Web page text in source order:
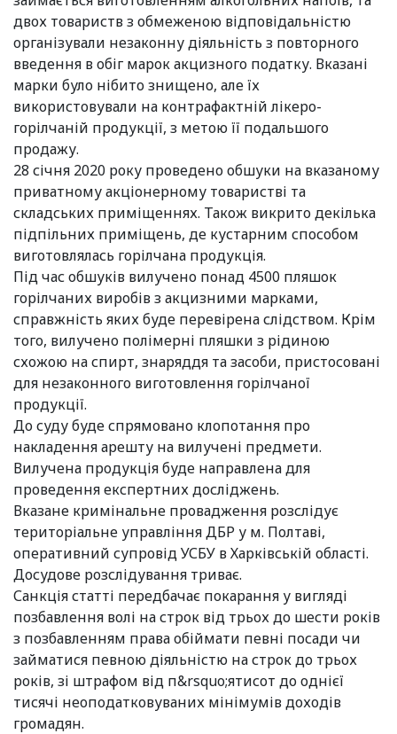
двох товариств з обмеженою відповідальністю
організували незаконну діяльність з повторного
введення в обіг марок акцизного податку. Вказані
марки було нібито знищено, але їх
використовували на контрафактній лікеро-
горілчаній продукції, з метою її подальшого
продажу.
28 січня 2020 року проведено обшуки на вказаному
приватному акціонерному товаристві та
складських приміщеннях. Також викрито декілька
підпільних приміщень, де кустарним способом
виготовлялась горілчана продукція.
Під час обшуків вилучено понад 4500 пляшок
горілчаних виробів з акцизними марками,
справжність яких буде перевірена слідством. Крім
того, вилучено полімерні пляшки з рідиною
схожою на спирт, знаряддя та засоби, пристосовані
для незаконного виготовлення горілчаної
продукції.
До суду буде спрямовано клопотання про
накладення арешту на вилучені предмети.
Вилучена продукція буде направлена для
проведення експертних досліджень.
Вказане кримінальне провадження розслідує
територіальне управління ДБР у м. Полтаві,
оперативний супровід УСБУ в Харківській області.
Досудове розслідування триває.
Санкція статті передбачає покарання у вигляді
позбавлення волі на строк від трьох до шести років
з позбавленням права обіймати певні посади чи
займатися певною діяльністю на строк до трьох
років, зі штрафом від п&rsquo;ятисот до однієї
тисячі неоподатковуваних мінімумів доходів
громадян.